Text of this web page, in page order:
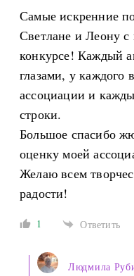
Самые искренние
Светлане и Леону с
конкурсе! Каждый
глазами, у каждого
ассоциации и
строки.
Большое спасибо
оценку моей
Желаю всем
радости!
1 Ответить
Людмила